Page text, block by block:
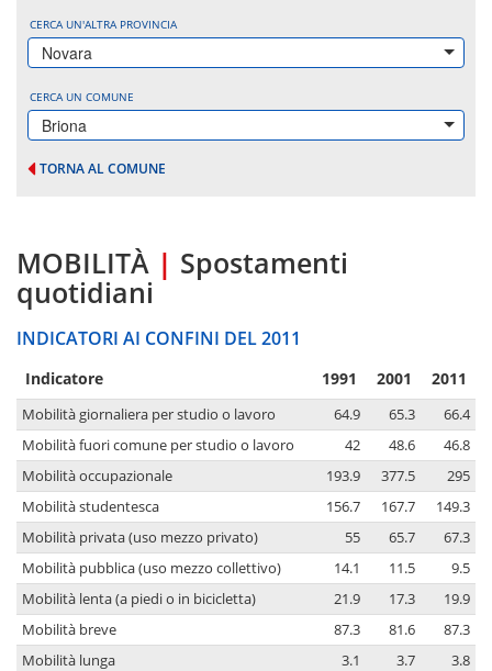
CERCA UN'ALTRA PROVINCIA
Novara
CERCA UN COMUNE
Briona
TORNA AL COMUNE
MOBILITÀ | Spostamenti
quotidiani
INDICATORI AI CONFINI DEL 2011
Indicatore 1991 2001 2011
Mobilità giornaliera per studio o lavoro 64.9 65.3
66.4
Mobilità fuori comune per studio o lavoro
42 48.6
46.8
Mobilità occupazionale
193.9 377.5
295
Mobilità studentesca
156.7 167.7
149.3
Mobilità privata (uso mezzo privato)
55 65.7
67.3
Mobilità pubblica (uso mezzo collettivo)
14.1 11.5
9.5
Mobilità lenta (a piedi o in bicicletta)
21.9 17.3
19.9
Mobilità breve
87.3 81.6
87.3
Mobilità lunga
3.1 3.7 3.8